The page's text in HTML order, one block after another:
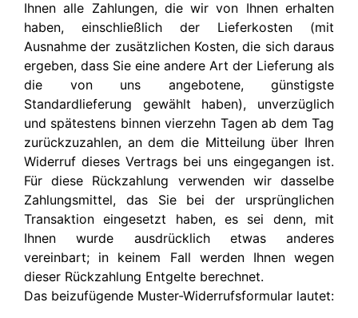
Ihnen alle Zahlungen, die wir von Ihnen erhalten
haben, einschließlich der Lieferkosten (mit
Ausnahme der zusätzlichen Kosten, die sich daraus
ergeben, dass Sie eine andere Art der Lieferung als
die von uns angebotene, günstigste
Standardlieferung gewählt haben), unverzüglich
und spätestens binnen vierzehn Tagen ab dem Tag
zurückzuzahlen, an dem die Mitteilung über Ihren
Widerruf dieses Vertrags bei uns eingegangen ist.
Für diese Rückzahlung verwenden wir dasselbe
Zahlungsmittel, das Sie bei der ursprünglichen
Transaktion eingesetzt haben, es sei denn, mit
Ihnen wurde ausdrücklich etwas anderes
vereinbart; in keinem Fall werden Ihnen wegen
dieser Rückzahlung Entgelte berechnet.
Das beizufügende Muster-Widerrufsformular lautet: